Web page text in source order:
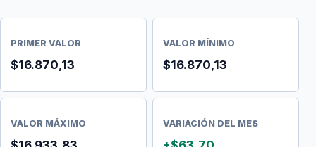
PRIMER VALOR
$16.870,13
VALOR MÍNIMO
$16.870,13
VALOR MÁXIMO VARIACIÓN DEL MES